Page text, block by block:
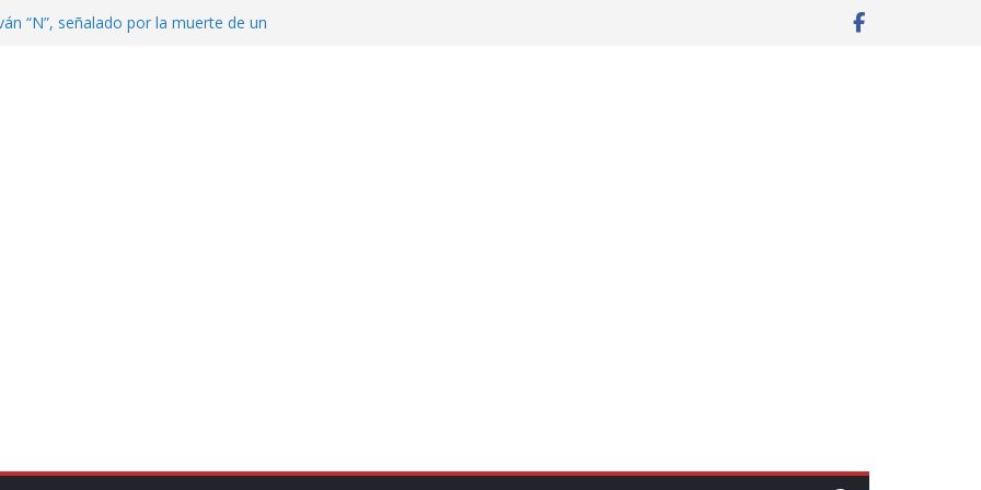
“N”, señalado por la muerte de un
Veracruz; aumentan a 33 los
secos